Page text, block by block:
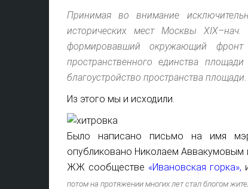
Принимая во внимание
исторических мест Москвы
формировавший окружающий
пространственного единства
благоустройство пространства площади.
Из этого мы и исходили.
Было написано письмо на имя
опубликовано Николаем
ЖЖ сообществе «Ивановская горка»,
потом на протяжении многих лет стал блогом